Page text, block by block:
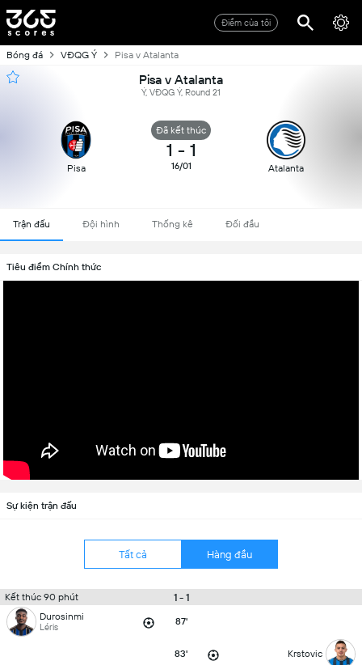
Điểm của tôi
Bóng đá VĐQG Ý Pisa v Atalanta
Pisa v Atalanta
Ý, VĐQG Ý, Round 21
Pisa
Đã kết thúc
1 - 1
16/01 Atalanta
Trận đấu Đội hình Thống kê Đối đầu
Tiêu điểm Chính thức
Sự kiện trận đấu
Tất cả Hàng đầu
Kết thúc 90 phút 1 - 1
Durosinmi
Léris 87'
83' Krstovic